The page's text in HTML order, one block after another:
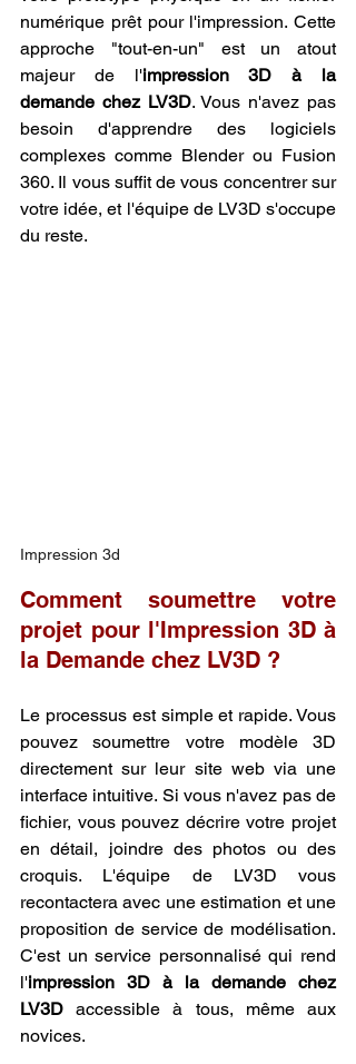
numérique prêt pour l'impression. Cette
approche "tout-en-un" est un atout
majeur de l'impression 3D à la
demande chez LV3D. Vous n'avez pas
besoin d'apprendre des logiciels
complexes comme Blender ou Fusion
360. Il vous suffit de vous concentrer sur
votre idée, et l'équipe de LV3D s'occupe
du reste.
Impression 3d
Comment soumettre votre
projet pour l'Impression 3D à
la Demande chez LV3D ?
Le processus est simple et rapide. Vous
pouvez soumettre votre modèle 3D
directement sur leur site web via une
interface intuitive. Si vous n'avez pas de
fichier, vous pouvez décrire votre projet
en détail, joindre des photos ou des
croquis. L'équipe de LV3D vous
recontactera avec une estimation et une
proposition de service de modélisation.
C'est un service personnalisé qui rend
l'impression 3D à la demande chez
LV3D accessible à tous, même aux
novices.